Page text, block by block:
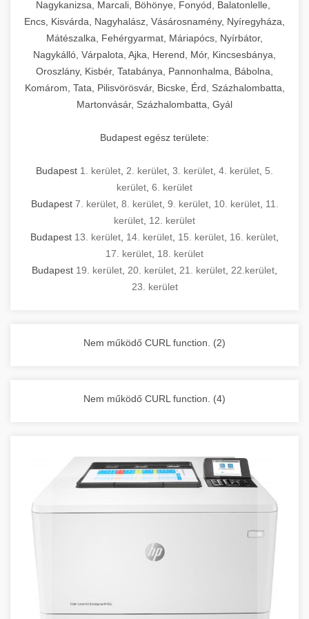
Ipari sütők és gőzpárolók katalógusa -
chef-iparikonyhagepek.hu
berendezések
használatot, miközben megfelel az összes
higiéniai előírásnak.
Ipari hűtőberendezések széles
választéka - chef-iparikonyhagepek.hu
kereskedelmi hűtőegység és hűtőkamra rendszerek
hőmérsékletet és vízminőséget figyelő
rendszerekkel, valamint energiatakarékos
technológiával rendelkeznek. A rozsdamentes
acél konstrukció és a könnyen hozzáférhető
karbantartási pontok biztosítják a hosszú
élettartamot és az egyszerű üzemeltetést.
Ipari mosogatógépek teljes kínálata -
kereskedelmi mosogatógép és tisztítóberendezések
tisztíthatók, szétszerelhetők és karbantarthatók,
megfelelnek az összes élelmiszer-biztonsági
előírásnak. Különböző teljesítményű modellek
állnak rendelkezésre asztali és állványos
kivitelben, az egyedi igények és a
feldolgozandó mennyiségek függvényében.
Biztonságos kezelést biztosító védőburkolatok
számára.
Sajtreszelő gépek szakmai választéka -
chef-iparikonyhagepek.hu
kereskedelmi sajtreszelő és aprítógépek
berendezést magában foglal, amely szükséges
egy modern, hatékonyan működő
kereskedelmi konyha komplett felszereléséhez
és működtetéséhez. Az alapvető
főzőberendezésektől (tűzhelyek, sütők,
grillsütők, frittőzök) kezdve a speciális
feldolgozógépeken (szeletelők, aprítók,
kiegészítő eszközökig mindent egy helyen
megtalál. Szakértő tanácsadóink segítenek a
megfelelő berendezések kiválasztásában, a
konyha optimális elrendezésének
megtervezésében, valamint a telepítés és az
üzembe helyezés koordinálásában. Hosszú távú
garancia, gyors szerviz és folyamatos műszaki
támogatás biztosítja az Ön nyugalmát és
Nagykonyhai berendezések komplett
Nagykanizsa, Marcali, Böhönye, Fonyód, Balatonlelle,
Encs, Kisvárda, Nagyhalász, Vásárosnamény, Nyíregyháza,
Mátészalka, Fehérgyarmat, Máriapócs, Nyírbátor,
Nagykálló, Várpalota, Ajka, Herend, Mór, Kincsesbánya,
Oroszlány, Kisbér, Tatabánya, Pannonhalma, Bábolna,
Komárom, Tata, Pilisvörösvár, Bicske, Érd, Százhalombatta,
Martonvásár, Százhalombatta, Gyál
Budapest egész területe:
Budapest 1. kerület 2. kerület 3. kerület 4. kerület 5.
kerület 6. kerület
Budapest 7. kerület, 8. kerület, 9. kerület, 10. kerület, 11.
kerület 12. kerület
Budapest 13. kerület 14. kerület 15. kerület 16. kerület
17. kerület 18. kerület
Budapest 19. kerület 20. kerület 21. kerület 22.kerület
23. kerület
Nem működő CURL function. (2)
Nem működő CURL function. (4)